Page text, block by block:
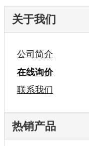
关于我们
公司简介
在线询价
联系我们
热销产品